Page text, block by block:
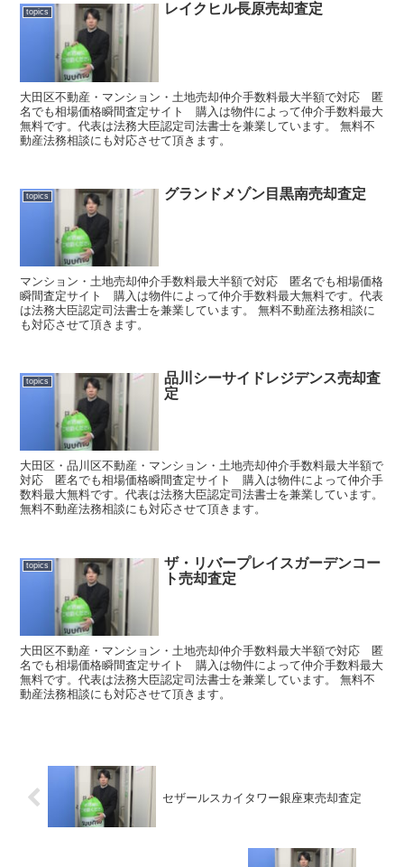
topics レイクヒル長原売却査定
大田区不動産・マンション・土地売却仲介手数料最大半額で対応 匿
名でも相場価格瞬間査定サイト 購入は物件によって仲介手数料最大
無料です。代表は法務大臣認定司法書士を兼業しています。 無料不
動産法務相談にも対応させて頂きます。
topics グランドメゾン目黒南売却査定
マンション・土地売却仲介手数料最大半額で対応 匿名でも相場価格
瞬間査定サイト 購入は物件によって仲介手数料最大無料です。代表
は法務大臣認定司法書士を兼業しています。 無料不動産法務相談に
も対応させて頂きます。
topics
品川シーサイドレジデンス売却査
定
大田区・品川区不動産・マンション・土地売却仲介手数料最大半額で
対応 匿名でも相場価格瞬間査定サイト 購入は物件によって仲介手
数料最大無料です。代表は法務大臣認定司法書士を兼業しています。
無料不動産法務相談にも対応させて頂きます。
topics
ザ・リバープレイスガーデンコー
ト売却査定
大田区不動産・マンション・土地売却仲介手数料最大半額で対応 匿
名でも相場価格瞬間査定サイト 購入は物件によって仲介手数料最大
無料です。代表は法務大臣認定司法書士を兼業しています。 無料不
動産法務相談にも対応させて頂きます。
セザールスカイタワー銀座東売却査定